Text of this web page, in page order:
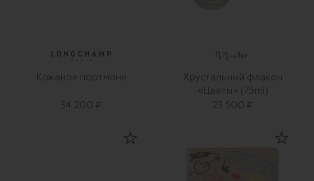
Кожаное портмоне
34 200 ₽
Хрустальный флакон
«Цветы» (75ml)
23 500 ₽